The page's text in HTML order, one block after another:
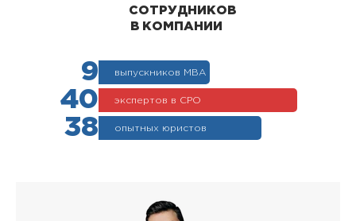
СОТРУДНИКОВ
В КОМПАНИИ
9 выпускников МВА
40 экспертов в СРО
38 опытных юристов